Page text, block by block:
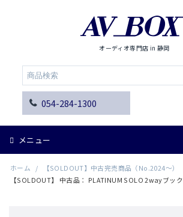
オーディオ専門店 in 静岡
054-284-1300
メニュー
ホーム / 【SOLDOUT】中古完売商品（No.2024～）
【SOLDOUT】 中古品： PLATINUM SOLO 2wayブック